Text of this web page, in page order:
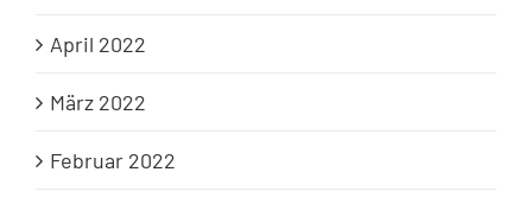
April 2022
März 2022
Februar 2022